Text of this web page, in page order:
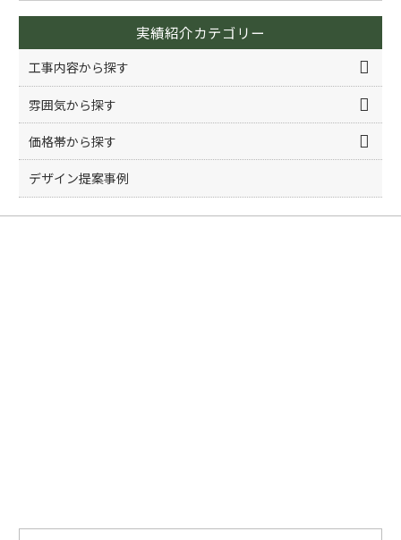
実績紹介カテゴリー
工事内容から探す
雰囲気から探す
価格帯から探す
デザイン提案事例